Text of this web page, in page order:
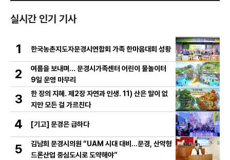
실시간 인기 기사
1 한국농촌지도자문경시연합회 가족 한마음대회 성황
2
여름을 보내며… 문경시가족센터 어린이 물놀이터
9일 운영 마무리
3
한 장의 지혜. 제2장 자연과 인생. 11) 산은 말이 없
지만 모든 걸 가르친다
4 [기고] 문경은 급하다
5
김남희 문경시의원 “UAM 시대 대비…문경, 산악형
드론산업 중심도시로 도약해야”